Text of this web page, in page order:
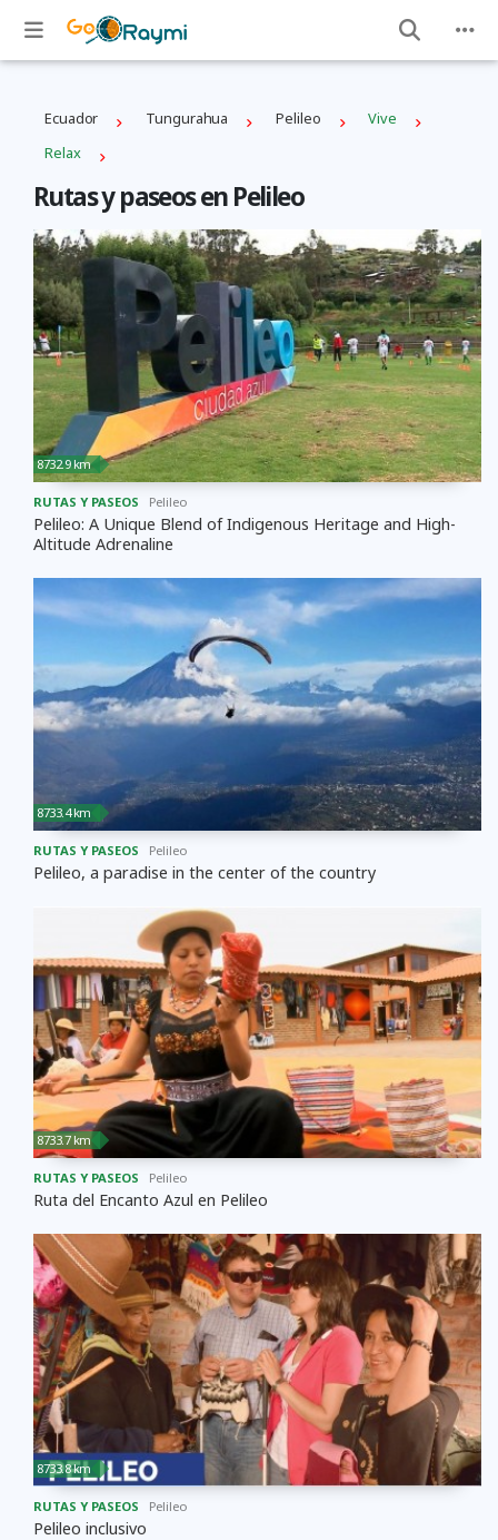
Ecuador Tungurahua Pelileo
Vive
Relax
Rutas y paseos en Pelileo
8732.9 km
RUTAS Y PASEOS Pelileo
Pelileo: A Unique Blend of Indigenous Heritage and High-
Altitude Adrenaline
8733.4 km
RUTAS Y PASEOS Pelileo
Pelileo, a paradise in the center of the country
8733.7 km
RUTAS Y PASEOS Pelileo
Ruta del Encanto Azul en Pelileo
8733.8 km
RUTAS Y PASEOS Pelileo
Pelileo inclusivo